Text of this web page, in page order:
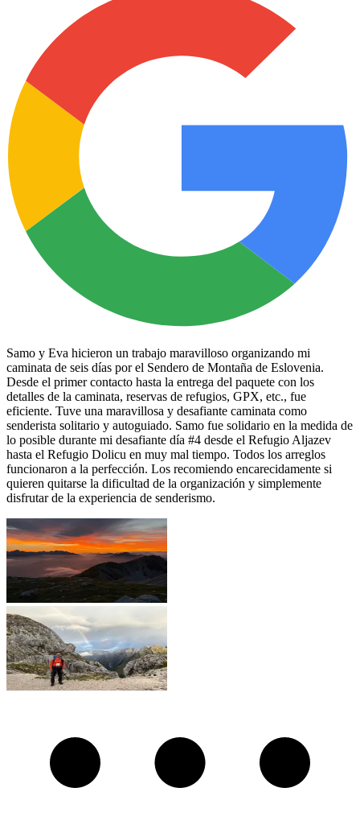
Samo y Eva hicieron un trabajo maravilloso organizando mi
caminata de seis días por el Sendero de Montaña de Eslovenia.
Desde el primer contacto hasta la entrega del paquete con los
detalles de la caminata, reservas de refugios, GPX, etc., fue
eficiente. Tuve una maravillosa y desafiante caminata como
senderista solitario y autoguiado. Samo fue solidario en la medida de
lo posible durante mi desafiante día #4 desde el Refugio Aljazev
hasta el Refugio Dolicu en muy mal tiempo. Todos los arreglos
funcionaron a la perfección. Los recomiendo encarecidamente si
quieren quitarse la dificultad de la organización y simplemente
disfrutar de la experiencia de senderismo.